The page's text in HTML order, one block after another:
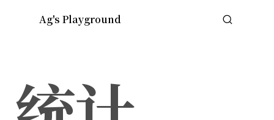
Skip to content
Ag's Playground